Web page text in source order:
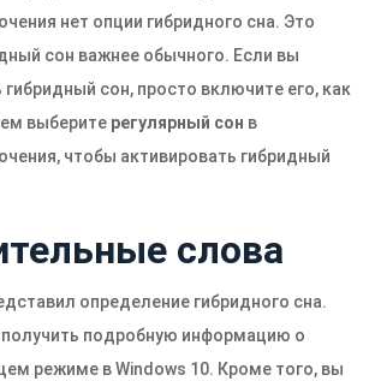
нет опции гибридного сна. Это
сон важнее обычного. Если вы
сон, просто включите его, как
выберите регулярный сон в
чтобы активировать гибридный
слова
определение гибридного сна.
подробную информацию о
режиме в Windows 10. Кроме того, вы